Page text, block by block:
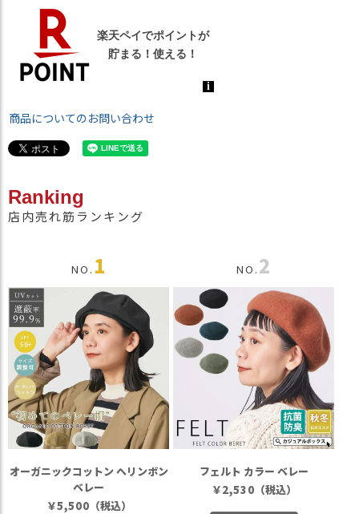
商品についてのお問い合わせ
Ranking
店内売れ筋ランキング
NO. 1
オーガニックコットン へリンボン
ベレー
￥5,500 （税込）
NO. 2
フェルト カラー ベレー
￥2,530 （税込）